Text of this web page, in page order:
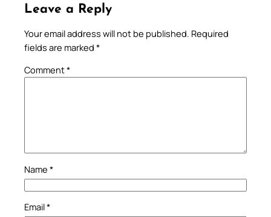
Leave a Reply
Your email address will not be published. Required
fields are marked *
Comment*
Name *
Email*